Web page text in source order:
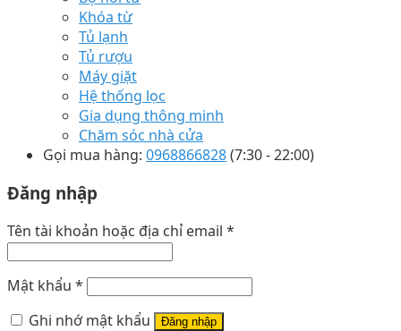
Khóa từ
Tủ lạnh
Tủ rượu
Máy giặt
Hệ thống lọc
Gia dụng thông minh
Chăm sóc nhà cửa
Gọi mua hàng: 0968866828(7:30 - 22:00)
Đăng nhập
Tên tài khoản hoặc địa chỉ email *
Mật khẩu *
Ghi nhớ mật khẩu
Đăng nhập